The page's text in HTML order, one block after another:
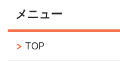
メニュー
TOP